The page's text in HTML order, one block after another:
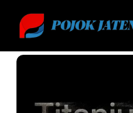
content